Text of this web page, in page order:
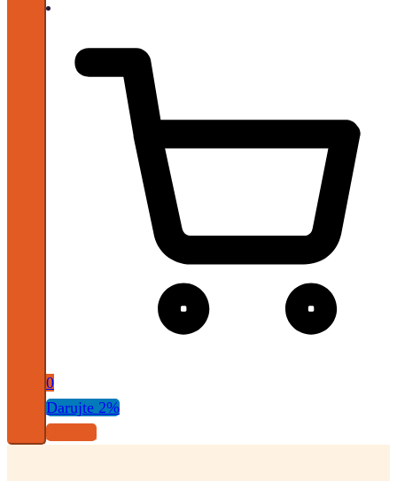
0
Darujte 2%
Obchod